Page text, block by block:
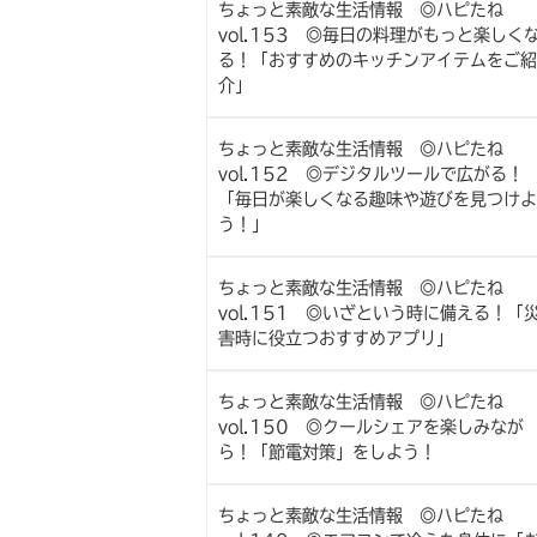
ちょっと素敵な生活情報 ◎ハピたね
vol.153 ◎毎日の料理がもっと楽しく
る！「おすすめのキッチンアイテムをご紹
介」
ちょっと素敵な生活情報 ◎ハピたね
vol.152 ◎デジタルツールで広がる！
「毎日が楽しくなる趣味や遊びを見つけよ
う！」
ちょっと素敵な生活情報 ◎ハピたね
vol.151 ◎いざという時に備える！「
害時に役立つおすすめアプリ」
ちょっと素敵な生活情報 ◎ハピたね
vol.150 ◎クールシェアを楽しみなが
ら！「節電対策」をしよう！
ちょっと素敵な生活情報 ◎ハピたね